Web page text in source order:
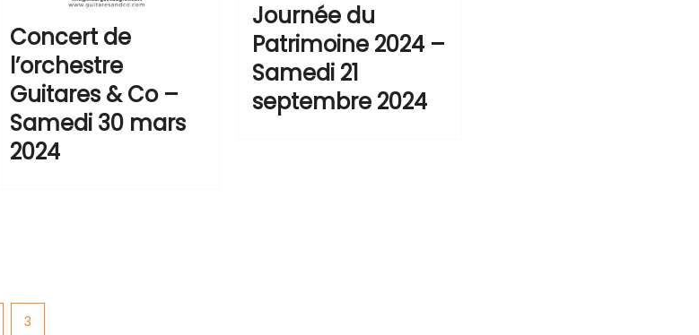
Journée du
Patrimoine 2024 –
Samedi 21
septembre 2024
Concert de
l’orchestre
Guitares & Co –
Samedi 30 mars
2024
3